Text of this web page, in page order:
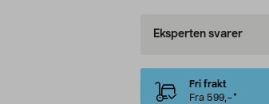
Eksperten svarer
Fri frakt
Fra 599,–*